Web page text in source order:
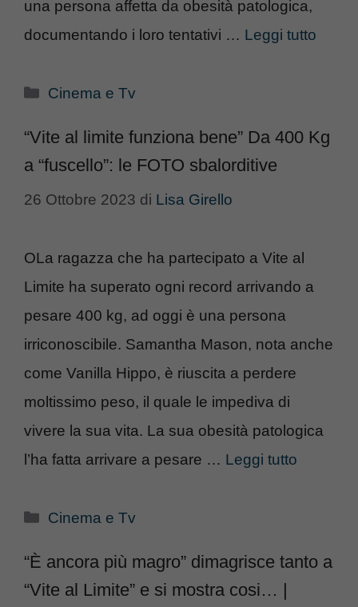
una persona affetta da obesità patologica,
documentando i loro tentativi … Leggi tutto
Categorie
Cinema e Tv
“Vite al limite funziona bene” Da 400 Kg
a “fuscello”: le FOTO sbalorditive
26 Ottobre 2023 di Lisa Girello
OLa ragazza che ha partecipato a Vite al
Limite ha superato ogni record arrivando a
pesare 400 kg, ad oggi è una persona
irriconoscibile. Samantha Mason, nota anche
come Vanilla Hippo, è riuscita a perdere
moltissimo peso, il quale le impediva di
vivere la sua vita. La sua obesità patologica
l’ha fatta arrivare a pesare … Leggi tutto
Categorie
Cinema e Tv
“È ancora più magro” dimagrisce tanto a
“Vite al Limite” e si mostra cosi… |